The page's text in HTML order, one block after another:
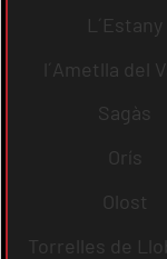
L´Estany
l´Ametlla del
Sagàs
Orís
Olost
Torrelles de